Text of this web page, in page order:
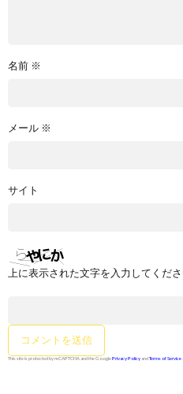
名前 ※
メール ※
サイト
上に表示された文字を入力してくださ
This site is protected by reCAPTCHA and the GooglePrivacy Policy andTerms of Service